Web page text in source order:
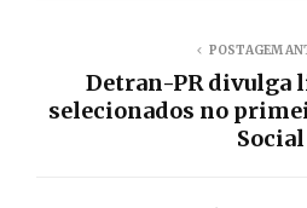
POSTAGEM
Detran-PR divulga
selecionados no
Social